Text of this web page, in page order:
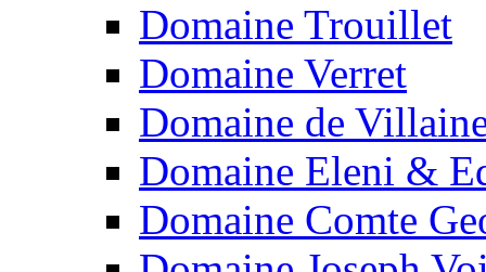
Domaine Trouillet
Domaine Verret
Domaine de
Domaine Eleni &
Domaine Comte